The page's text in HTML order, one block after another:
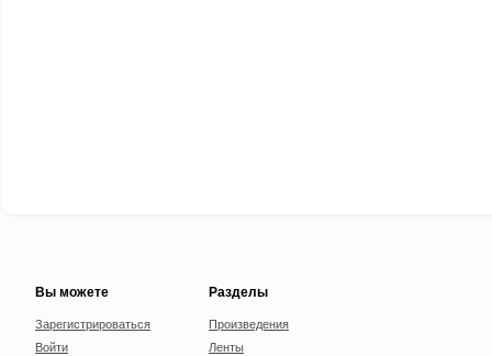
Вы можете
Зарегистрироваться
Войти
Разделы
Произведения
Ленты